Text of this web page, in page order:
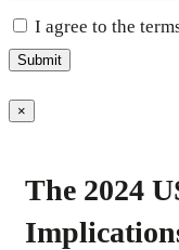
I agree to the
×
The 2024